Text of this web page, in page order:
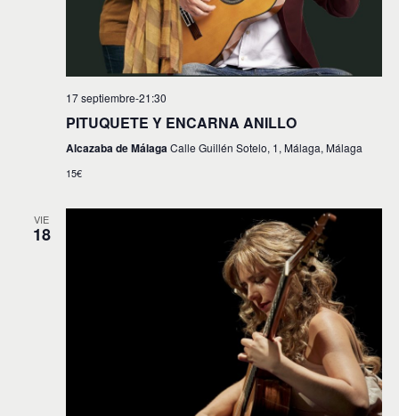
17 septiembre-21:30
PITUQUETE Y ENCARNA ANILLO
Alcazaba de MálagaCalle Guillén Sotelo, 1, Málaga, Málaga
15€
VIE
18